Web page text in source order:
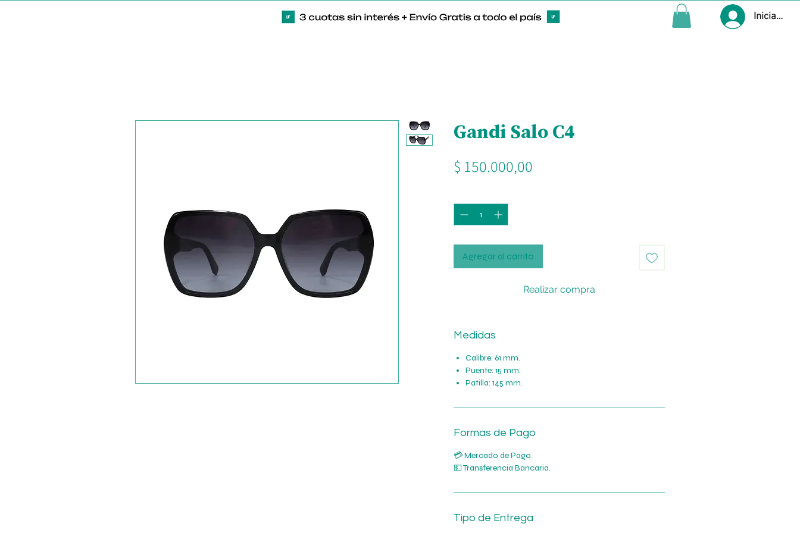
Iniciar
Gandi Salo C4
$ 150.000,00
Agregar al carrito
Realizar compra
Medidas
Calibre: 61 mm.
Puente: 15 mm.
Patilla: 145 mm.
Formas de Pago
💳 Mercado de Pago.
💵 Transferencia Bancaria.
Tipo de Entrega